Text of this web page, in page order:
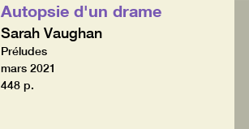
Autopsie d'un drame
Sarah Vaughan
Préludes
mars 2021
448 p.